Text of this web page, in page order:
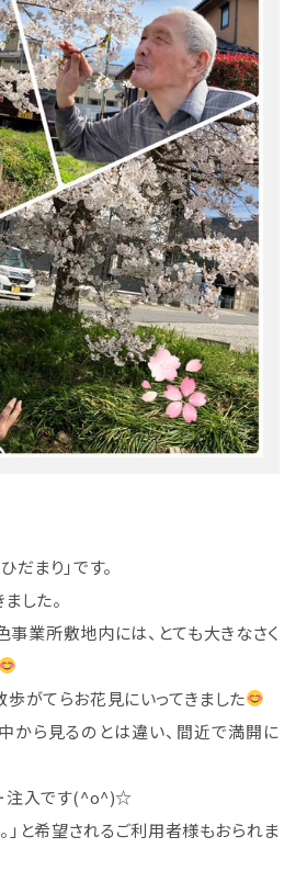
まり」です。
ました。
事業所敷地内には、とても大きなさく
がてらお花見にいってきました
から見るのとは違い、間近で満開に
注入です(^o^)☆
」と希望されるご利用者様もおられま